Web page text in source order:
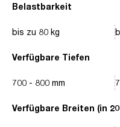
Belastbarkeit
Verfügbare Tiefen
Verfügbare Breiten (in
bis zu 80 kg
700 - 800 mm